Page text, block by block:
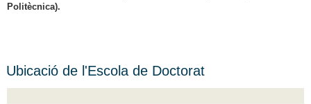
Politècnica).
Ubicació de l'Escola de Doctorat